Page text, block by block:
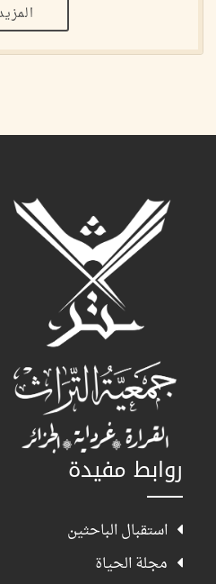
روابط مفيدة
استقبال الباحثين
مجلة الحياة